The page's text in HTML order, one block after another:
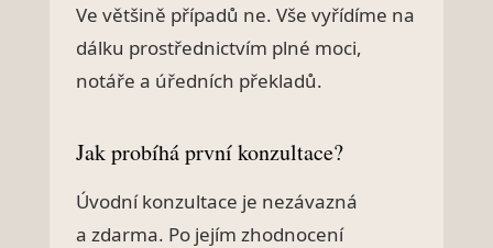
Ve většině případů ne. Vše vyřídíme na
dálku prostřednictvím plné moci,
notáře a úředních překladů.
Jak probíhá první konzultace?
Úvodní konzultace je nezávazná
a zdarma. Po jejím zhodnocení